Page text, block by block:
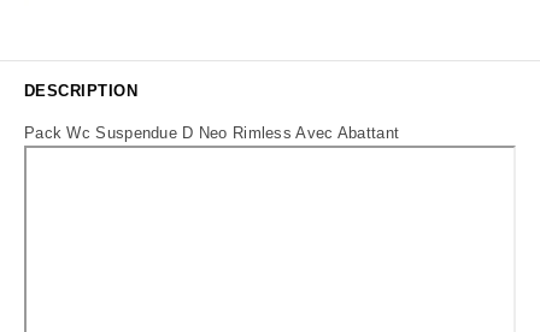
DESCRIPTION
Pack Wc Suspendue D Neo Rimless Avec Abattant